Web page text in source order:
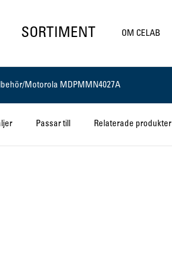
SORTIMENT OM CELAB
/ Motorola MDPMMN4027A
Passar till Relaterade produkter